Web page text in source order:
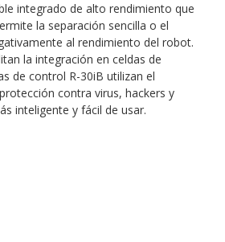
integrado de alto rendimiento que
la separación sencilla o el
al rendimiento del robot.
la integración en celdas de
de control R-30iB utilizan el
contra virus, hackers y
inteligente y fácil de usar.